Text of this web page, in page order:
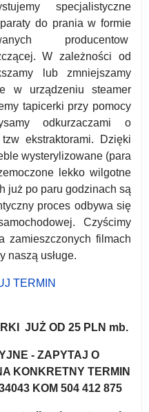
specjalistyczne
do prania w formie
producentow
W zależności od
lub zmniejszamy
w urządzeniu steamer
tapicerki przy pomocy
odkurzaczami o
ekstraktorami. Dzięki
wysterylizowane (para
lekko wilgotne
już po paru godzinach są
proces odbywa się
Czyścimy
zamieszczonych filmach
naszą usługe.
TERMIN
JUŻ OD 25 PLN mb.
- ZAPYTAJ O
KONKRETNY TERMIN
KOM 504 412 875